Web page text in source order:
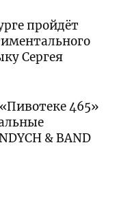
пройдёт
Сергея
465»
& BAND